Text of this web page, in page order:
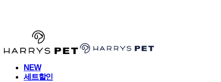
NEW
세트할인